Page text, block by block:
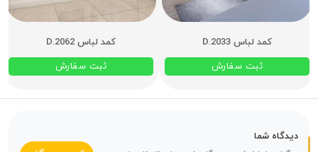
کمد لباس D.2033
ثبت سفارش
کمد لباس D.2062
ثبت سفارش
دیدگاه شما